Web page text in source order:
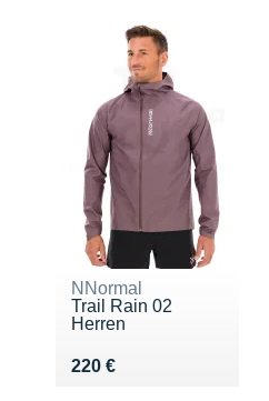
NNormal
Trail Rain 02
Herren
220 €
Vendu 220 €